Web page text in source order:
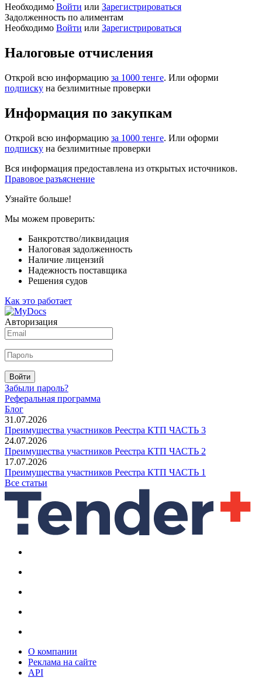
Необходимо Войти или Зарегистрироваться
Задолженность по алиментам
Необходимо Войти или Зарегистрироваться
Налоговые отчисления
Открой всю информацию за 1000 тенге. Или оформи
подписку на безлимитные проверки
Информация по закупкам
Открой всю информацию за 1000 тенге. Или оформи
подписку на безлимитные проверки
Вся информация предоставлена из открытых источников.
Правовое разъяснение
Узнайте больше!
Мы можем проверить:
Банкротство/ликвидация
Налоговая задолженность
Наличие лицензий
Надежность поставщика
Решения судов
Как это работает
Авторизация
Войти
Забыли пароль?
Реферальная программа
Блог
31.07.2026
Преимущества участников Реестра КТП ЧАСТЬ 3
24.07.2026
Преимущества участников Реестра КТП ЧАСТЬ 2
17.07.2026
Преимущества участников Реестра КТП ЧАСТЬ 1
Все статьи
О компании
Реклама на сайте
API